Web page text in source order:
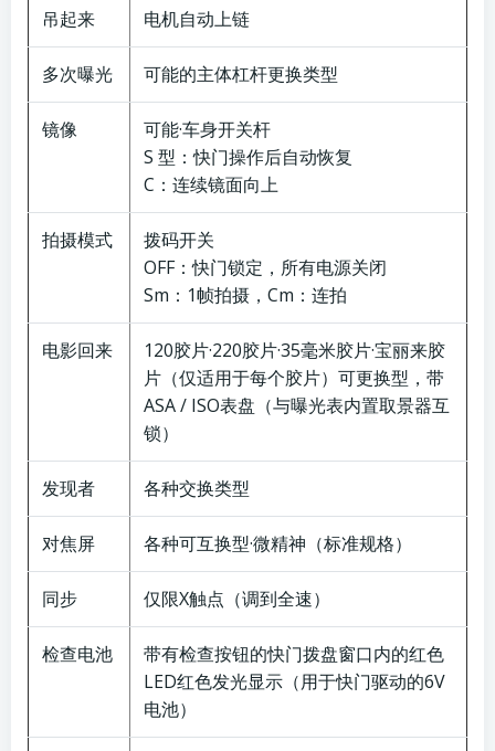
吊起来 电机自动上链
多次曝光 可能的主体杠杆更换类型
镜像
可能·车身开关杆
S 型：快门操作后自动恢复
C：连续镜面向上
拍摄模式
拨码开关
OFF：快门锁定，所有电源关闭
Sm：1帧拍摄，Cm：连拍
电影回来
120胶片·220胶片·35毫米胶片·宝丽来胶
片（仅适用于每个胶片）可更换型，带
ASA / ISO表盘（与曝光表内置取景器互
锁）
发现者 各种交换类型
对焦屏 各种可互换型·微精神（标准规格）
同步 仅限X触点（调到全速）
检查电池
带有检查按钮的快门拨盘窗口内的红色
LED红色发光显示（用于快门驱动的6V
电池）